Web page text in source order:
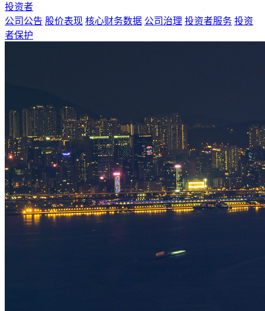
投资者
公司公告 股价表现 核心财务数据 公司治理 投资者服务 投资
者保护